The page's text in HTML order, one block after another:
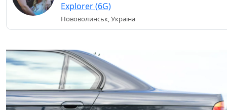
Explorer (6G)
Нововолинськ, Україна